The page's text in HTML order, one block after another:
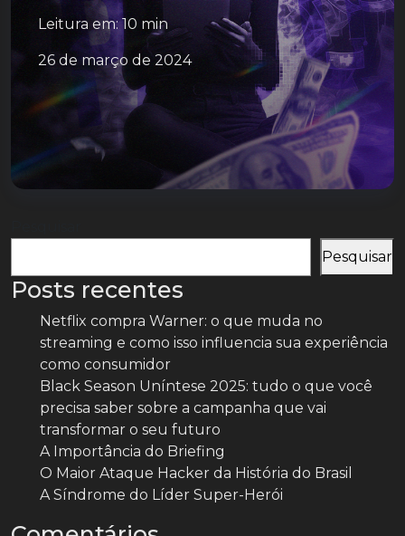
Leitura em: 10 min
26 de março de 2024
Pesquisar
Posts recentes
Netflix compra Warner: o que muda no
streaming e como isso influencia sua experiência
como consumidor
Black Season Uníntese 2025: tudo o que você
precisa saber sobre a campanha que vai
transformar o seu futuro
A Importância do Briefing
O Maior Ataque Hacker da História do Brasil
A Síndrome do Líder Super-Herói